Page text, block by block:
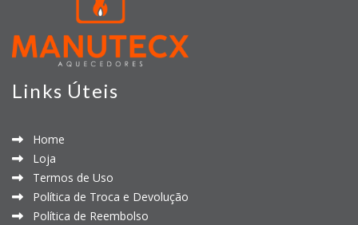
Links Úteis
Home
Loja
Termos de Uso
Política de Troca e Devolução
Política de Reembolso